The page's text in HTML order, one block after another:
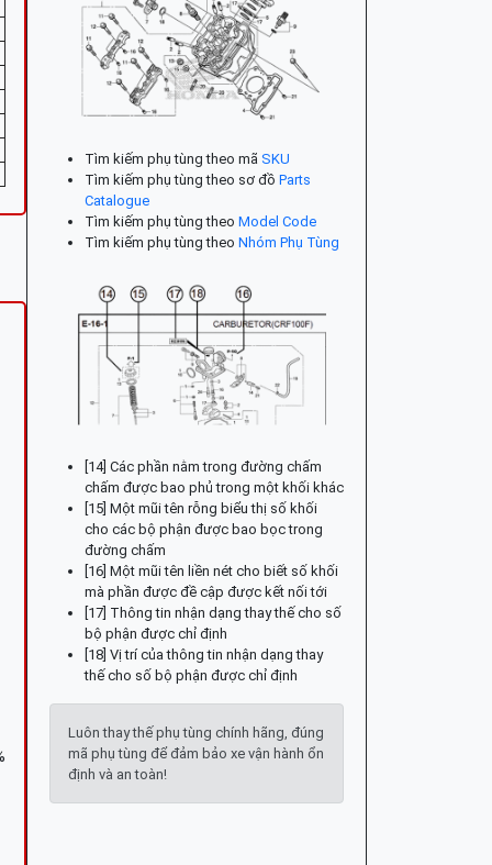
Tìm kiếm phụ tùng theo mã SKU
Tìm kiếm phụ tùng theo sơ đồ Parts
Catalogue
Tìm kiếm phụ tùng theo Model Code
Tìm kiếm phụ tùng theo Nhóm Phụ Tùng
[14] Các phần nằm trong đường chấm
chấm được bao phủ trong một khối khác
[15] Một mũi tên rỗng biểu thị số khối
cho các bộ phận được bao bọc trong
đường chấm
[16] Một mũi tên liền nét cho biết số khối
mà phần được đề cập được kết nối tới
[17] Thông tin nhận dạng thay thế cho số
bộ phận được chỉ định
[18] Vị trí của thông tin nhận dạng thay
thế cho số bộ phận được chỉ định
Luôn thay thế phụ tùng chính hãng, đúng
mã phụ tùng để đảm bảo xe vận hành ổn
định và an toàn!